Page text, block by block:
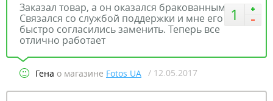
1
Заказал товар, а он оказался бракованным.
Связался со службой поддержки и мне его
быстро согласились заменить. Теперь все
отлично работает
Гена о магазине Fotos UA / 12.05.2017